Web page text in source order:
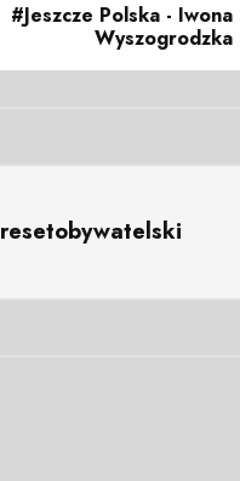
#Jeszcze Polska - Iwona
Wyszogrodzka
resetobywatelski